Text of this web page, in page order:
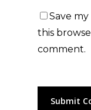
Save
this
comment.